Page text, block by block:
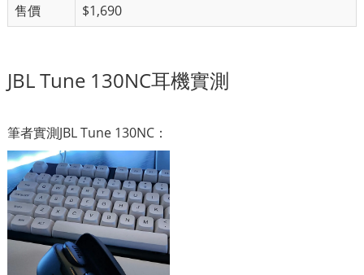
售價
$1,690
JBL Tune 130NC耳機實測
筆者實測JBL Tune 130NC：